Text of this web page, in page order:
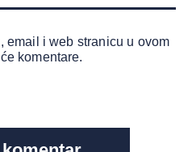
email i web stranicu u ovom
komentare.